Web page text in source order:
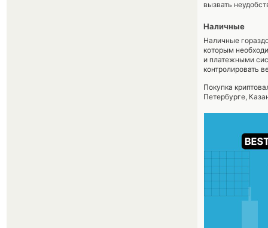
вызвать
Наличные
Наличные
которым
и платежными
контролировать
Покупка
Петербурге,